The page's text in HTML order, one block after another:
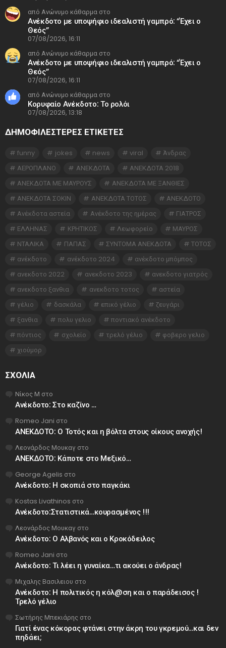
από Ανώνυμο κάθαρμα στο
Ανέκδοτο με υποψήφιο ιδεαλιστή γαμπρό: “Έχει ο
Θεός”
07/08/2026, 16:11
από Ανώνυμο κάθαρμα στο
Ανέκδοτο με υποψήφιο ιδεαλιστή γαμπρό: “Έχει ο
Θεός”
07/08/2026, 16:11
από Ανώνυμο κάθαρμα στο
Κορυφαίο Ανέκδοτο: Το ρολόι
07/08/2026, 13:18
ΔΗΜΟΦΙΛΕΣΤΕΡΕΣ ΕΤΙΚΈΤΕΣ
funny jokes news viral
Άνδρας
ΑΕΡΟΠΛΑΝΟ
ΑΝΕΚΔΟΤΑ
ΑΝΕΚΔΟΤΑ 2018
ΑΝΕΚΔΟΤΑ ΜΕ ΜΑΥΡΟΥΣ
ΑΝΕΚΔΟΤΑ ΜΕ ΞΑΝΘΙΕΣ
ΑΝΕΚΔΟΤΑ ΣΟΚΙΝ
ΑΝΕΚΔΟΤΑ ΤΟΤΟΣ
ΑΝΕΚΔΟΤΟ
Ανέκδοτα αστεία
Ανέκδοτο της ημέρας
ΓΙΑΤΡΟΣ
ΕΛΛΗΝΑΣ
ΚΡΗΤΙΚΟΣ Λεωφορείο
ΜΑΥΡΟΣ
ΝΤΑΛΙΚΑ
ΠΑΠΑΣ ΣΥΝΤΟΜΑ ΑΝΕΚΔΟΤΑ
ΤΟΤΟΣ
ανέκδοτο
ανέκδοτο 2024
ανέκδοτο μπόμπος
ανεκδοτο 2022
ανεκδοτο 2023
ανεκδοτο γιατρός
ανεκδοτο ξανθια
ανεκδοτο τοτος
αστεία
γέλιο
δασκάλα επικό γέλιο
ζευγάρι
ξανθια
πολυ γελιο
ποντιακό ανέκδοτο
πόντιος
σχολείο τρελό γέλιο
φοβερο γελιο
χιούμορ
ΣΧΌΛΙΑ
Νίκος Μ στο
Ανέκδοτο: Στο καζίνο …
Romeo Jani στο
ΑΝΕΚΔΟΤΟ: Ο Τοτός και η βόλτα στους οίκους ανοχής!
Λεονάρδος Μουκαγ στο
ΑΝΕΚΔΟΤΟ: Κάποτε στο Μεξικό…
George Agelis στο
Ανέκδοτο: Η σκοπιά στο παγκάκι
Kostas Livathinos στο
Ανέκδοτο:Στατιστικά…κουρασμένος !!!
Λεονάρδος Μουκαγ στο
Ανέκδοτο: Ο Αλβανός και ο Κροκόδειλος
Romeo Jani στο
Ανέκδοτο: Τι λέει η γυναίκα…τι ακούει ο άνδρας!
Μιχαλης Βασιλειου στο
Ανέκδοτο: Η πολιτικός η κόλ@ση και ο παράδεισος !
Τρελό γέλιο
Σωτήρης Μπεκιάρης στο
Γιατί ένας κόκορας φτάνει στην άκρη του γκρεμού…και δεν
πηδάει;